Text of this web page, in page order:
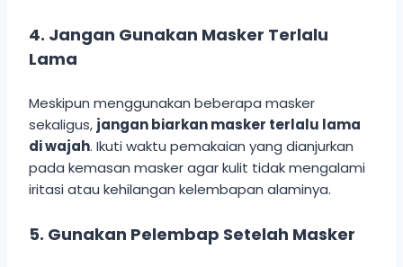
4. Jangan Gunakan Masker Terlalu
Lama
Meskipun menggunakan beberapa masker
sekaligus, jangan biarkan masker terlalu lama
di wajah. Ikuti waktu pemakaian yang dianjurkan
pada kemasan masker agar kulit tidak mengalami
iritasi atau kehilangan kelembapan alaminya.
5. Gunakan Pelembap Setelah Masker